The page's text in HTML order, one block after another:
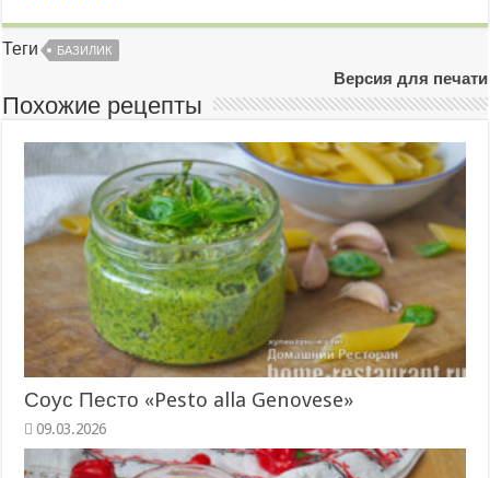
Теги БАЗИЛИК
Версия для печати
Похожие рецепты
Соус Песто «Pesto alla Genovese»
09.03.2026